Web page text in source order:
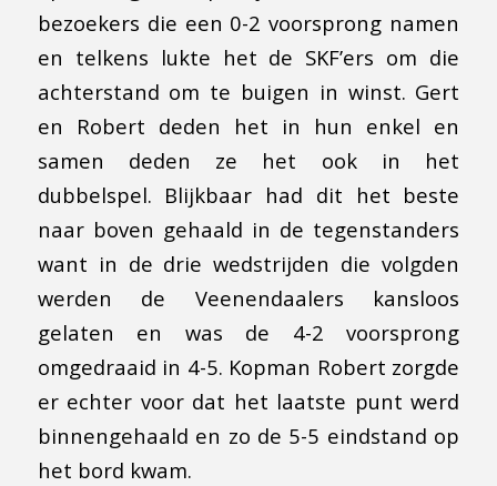
bezoekers die een 0-2 voorsprong namen
en telkens lukte het de SKF’ers om die
achterstand om te buigen in winst. Gert
en Robert deden het in hun enkel en
samen deden ze het ook in het
dubbelspel. Blijkbaar had dit het beste
naar boven gehaald in de tegenstanders
want in de drie wedstrijden die volgden
werden de Veenendaalers kansloos
gelaten en was de 4-2 voorsprong
omgedraaid in 4-5. Kopman Robert zorgde
er echter voor dat het laatste punt werd
binnengehaald en zo de 5-5 eindstand op
het bord kwam.